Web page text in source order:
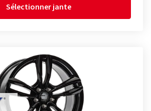
Sélectionner jante